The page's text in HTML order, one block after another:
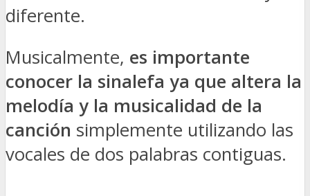
diferente.
Musicalmente, es importante
conocer la sinalefa ya que altera la
melodía y la musicalidad de la
canción simplemente utilizando las
vocales de dos palabras contiguas.